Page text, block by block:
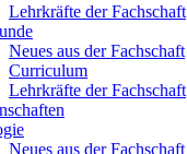
Lehrkräfte der Fachschaft
Neues aus der Fachschaft
Curriculum
Lehrkräfte der Fachschaft
Neues aus der Fachschaft